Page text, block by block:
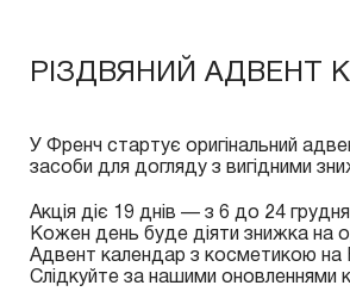
РІЗДВЯНИЙ АДВЕНТ
У Френч стартує оригінальний
засоби для догляду з вигідними
Акція діє 19 днів — з 6 до 24
Кожен день буде діяти знижка на
Адвент календар з косметикою на
Слідкуйте за нашими оновленнями